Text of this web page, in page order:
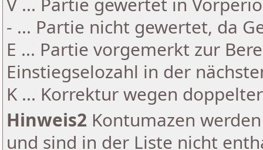
- ... Partie nicht gewertet, da
E ... Partie vorgemerkt zur
Einstiegselozahl in der
K ... Korrektur wegen
Hinweis2 Kontumazen
und sind in der Liste nicht